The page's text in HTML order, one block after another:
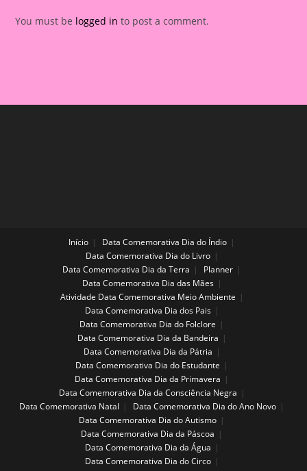
You must be logged in to post a comment.
Início
Data Comemorativa Dia do Índio
Data Comemorativa Dia do Livro
Data Comemorativa Dia da Terra
Planner
Data Comemorativa Dia das Mães
Atividade Data Comemorativa Meio Ambiente
Data Comemorativa Dia dos Pais
Data Comemorativa Dia do Folclore
Data Comemorativa Dia da Bandeira
Data Comemorativa Dia da Pátria
Data Comemorativa Dia do Estudante
Data Comemorativa Dia da Primavera
Data Comemorativa Dia da Consciência Negra
Data Comemorativa Natal
Data Comemorativa Dia do Ano Novo
Data Comemorativa Dia do Autismo
Data Comemorativa Dia da Páscoa
Data Comemorativa Dia da Água
Data Comemorativa Dia do Circo